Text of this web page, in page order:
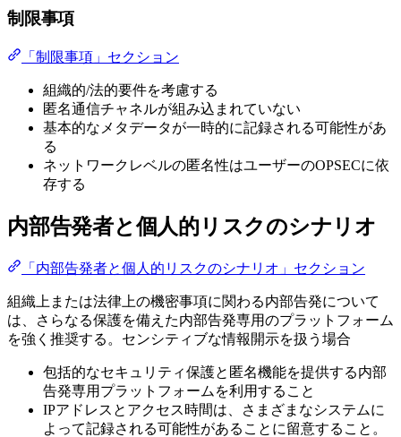
制限事項
「制限事項」セクション
組織的/法的要件を考慮する
匿名通信チャネルが組み込まれていない
基本的なメタデータが一時的に記録される可能性があ
る
ネットワークレベルの匿名性はユーザーのOPSECに依
存する
内部告発者と個人的リスクのシナリオ
「内部告発者と個人的リスクのシナリオ」セクション
組織上または法律上の機密事項に関わる内部告発について
は、さらなる保護を備えた内部告発専用のプラットフォーム
を強く推奨する。センシティブな情報開示を扱う場合
包括的なセキュリティ保護と匿名機能を提供する内部
告発専用プラットフォームを利用すること
IPアドレスとアクセス時間は、さまざまなシステムに
よって記録される可能性があることに留意すること。